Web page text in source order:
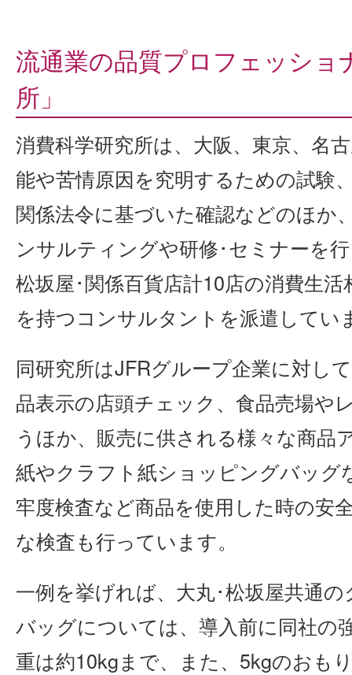
流通業の品質プロフェッショ
所」
消費科学研究所は、大阪、東京、名
能や苦情原因を究明するための試験
関係法令に基づいた確認などのほか
ンサルティングや研修･セミナーを
松坂屋･関係百貨店計10店の消費生
を持つコンサルタントを派遣してい
同研究所はJFRグループ企業に対し
品表示の店頭チェック、食品売場や
うほか、販売に供される様々な商品
紙やクラフト紙ショッピングバッグ
牢度検査など商品を使用した時の安
な検査も行っています。
一例を挙げれば、大丸･松坂屋共通
バッグについては、導入前に同社の
重は約10kgまで、また、5kgのおも